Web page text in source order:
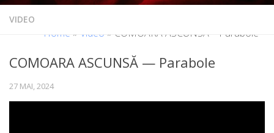
VIDEO
Home » Video » COMOARA ASCUNSĂ – Parabole
COMOARA ASCUNSĂ — Parabole
27 MAI, 2024